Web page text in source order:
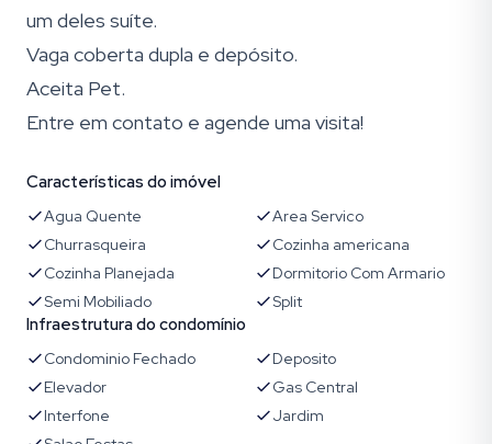
um deles suíte.
Vaga coberta dupla e depósito.
Aceita Pet.
Entre em contato e agende uma visita!
Características do imóvel
Agua Quente
Area Servico
Churrasqueira
Cozinha americana
Cozinha Planejada
Dormitorio Com Armario
Semi Mobiliado
Split
Infraestrutura do condomínio
Condominio Fechado
Deposito
Elevador
Gas Central
Interfone
Jardim